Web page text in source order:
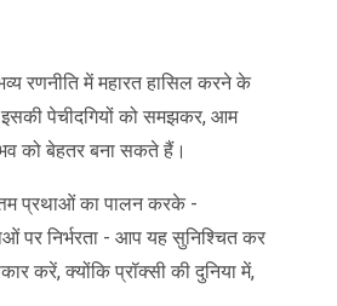
रणनीति में महारत हासिल करने के
पेचीदगियों को समझकर, आम
को बेहतर बना सकते हैं।
प्रथाओं का पालन करके -
पर निर्भरता - आप यह सुनिश्चित कर
करें, क्योंकि प्रॉक्सी की दुनिया में,